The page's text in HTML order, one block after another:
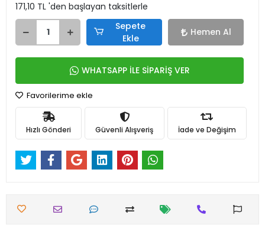
171,10 TL 'den başlayan taksitlerle
Sepete
Ekle
Hemen Al
WHATSAPP İLE SİPARİŞ VER
Favorilerime ekle
Hızlı Gönderi Güvenli Alışveriş İade ve Değişim